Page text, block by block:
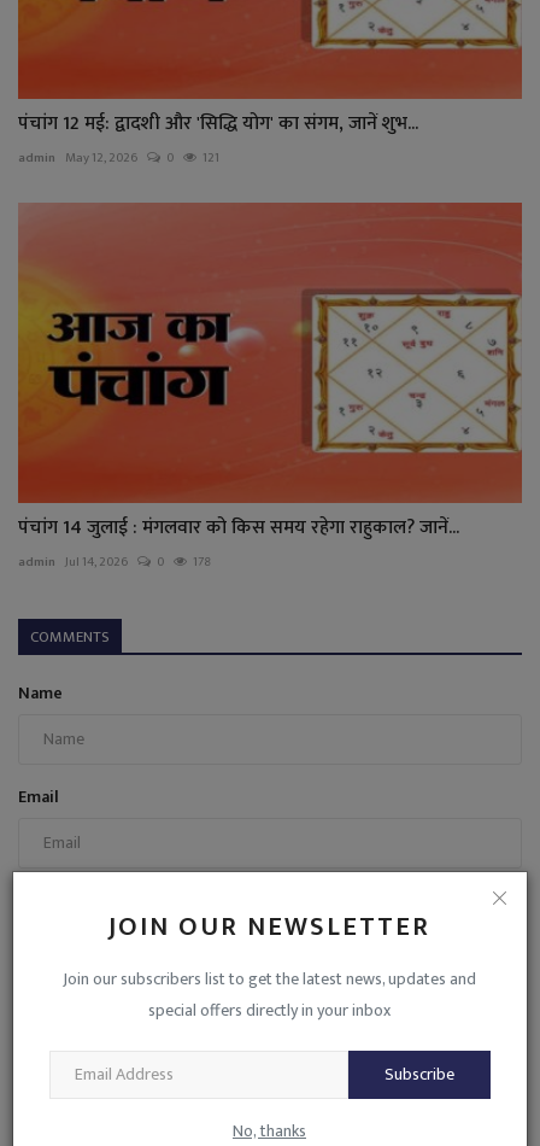
JOIN OUR NEWSLETTER
Join our subscribers list to get the latest news, updates and
special offers directly in your inbox
Subscribe
No, thanks
पंचांग 12 मई: द्वादशी और 'सिद्धि योग' का संगम, जानें शुभ...
admin May 12, 2026 0 121
पंचांग 14 जुलाई : मंगलवार को किस समय रहेगा राहुकाल? जानें...
admin Jul 14, 2026 0 178
COMMENTS
Name
Email
Post Comment